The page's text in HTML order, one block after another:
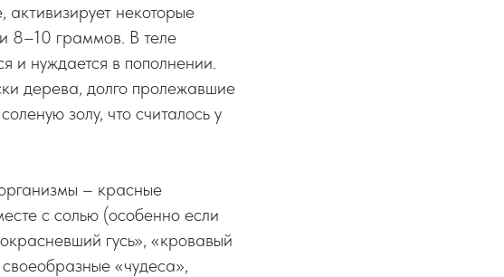
некоторые
8–10 граммов. В теле
и нуждается в пополнении.
дерева, долго пролежавшие
золу, что считалось у
– красные
с солью (особенно если
гусь», «кровавый
«чудеса»,